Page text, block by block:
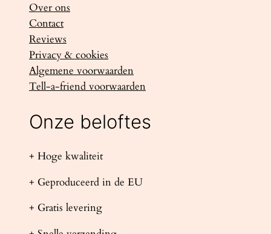
Over ons
Contact
Reviews
Privacy & cookies
Algemene voorwaarden
Tell-a-friend voorwaarden
Onze beloftes
+ Hoge kwaliteit
+ Geproduceerd in de EU
+ Gratis levering